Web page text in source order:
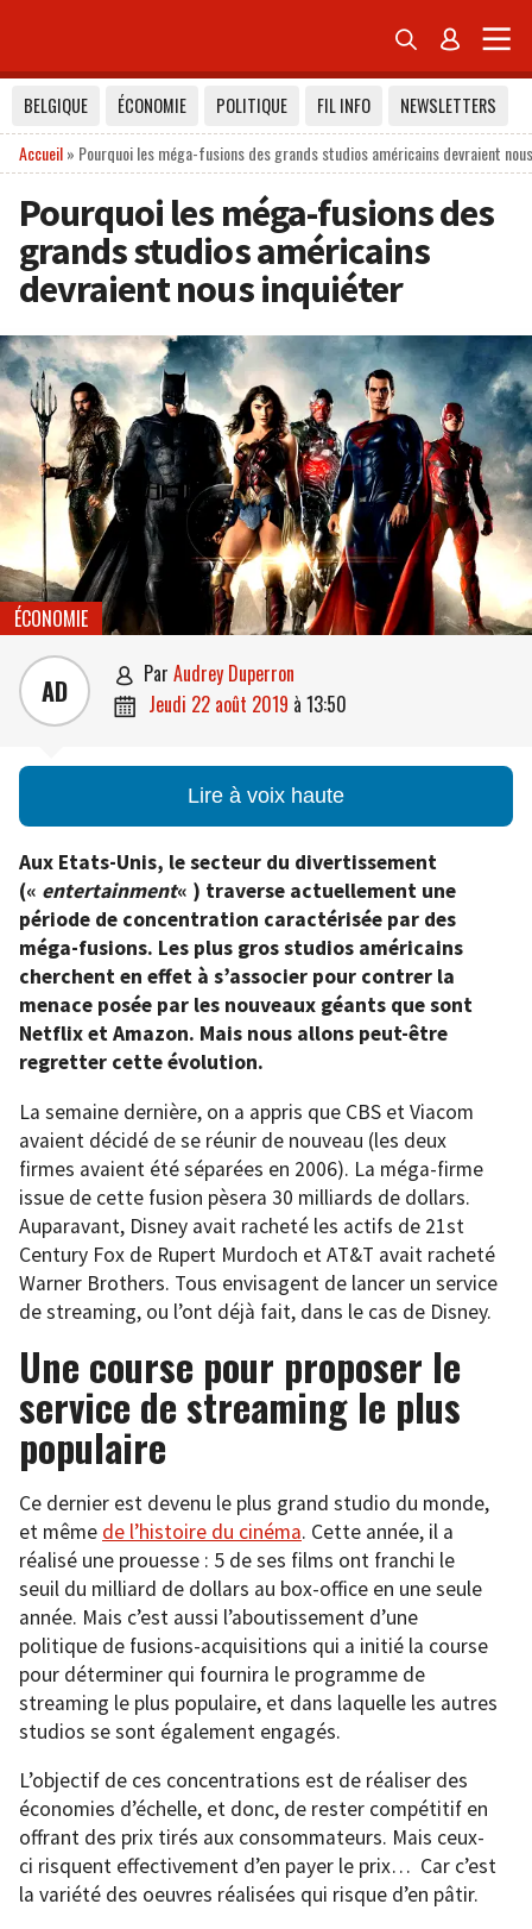
 
BELGIQUE ÉCONOMIE POLITIQUE FIL INFO
NEWSLETTERS
Accueil» Pourquoi les méga-fusions des grands studios américains devraient
Pourquoi les méga-fusions des
grands studios américains
devraient nous inquiéter
ÉCONOMIE
AD  par Audrey Duperron
 jeudi 22 août 2019 à 13:50
Lire à voix haute
Aux Etats-Unis, le secteur du divertissement
(« entertainment« ) traverse actuellement une
période de concentration caractérisée par des
méga-fusions. Les plus gros studios américains
cherchent en effet à s’associer pour contrer la
menace posée par les nouveaux géants que sont
Netflix et Amazon. Mais nous allons peut-être
regretter cette évolution.
La semaine dernière, on a appris que CBS et Viacom
avaient décidé de se réunir de nouveau (les deux
firmes avaient été séparées en 2006). La méga-firme
issue de cette fusion pèsera 30 milliards de dollars.
Auparavant, Disney avait racheté les actifs de 21st
Century Fox de Rupert Murdoch et AT&T avait racheté
Warner Brothers. Tous envisagent de lancer un service
de streaming, ou l’ont déjà fait, dans le cas de Disney.
Une course pour proposer le
service de streaming le plus
populaire
Ce dernier est devenu le plus grand studio du monde,
et même de l’histoire du cinéma. Cette année, il a
réalisé une prouesse : 5 de ses films ont franchi le
seuil du milliard de dollars au box-office en une seule
année. Mais c’est aussi l’aboutissement d’une
politique de fusions-acquisitions qui a initié la course
pour déterminer qui fournira le programme de
streaming le plus populaire, et dans laquelle les autres
studios se sont également engagés.
L’objectif de ces concentrations est de réaliser des
économies d’échelle, et donc, de rester compétitif en
offrant des prix tirés aux consommateurs. Mais ceux-
ci risquent effectivement d’en payer le prix… Car c’est
la variété des oeuvres réalisées qui risque d’en pâtir.